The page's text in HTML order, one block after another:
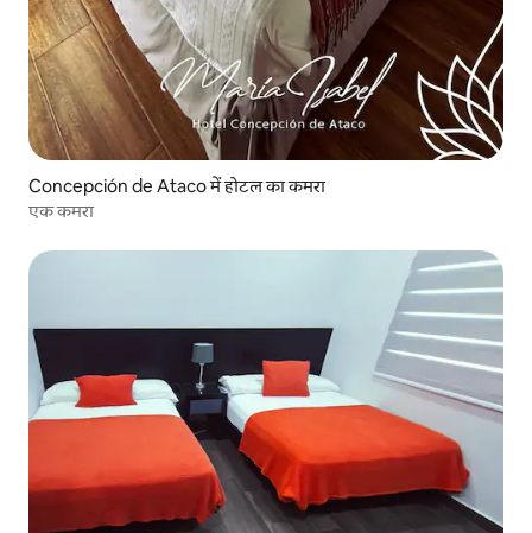
Concepción de Ataco में होटल का कमरा
एक कमरा